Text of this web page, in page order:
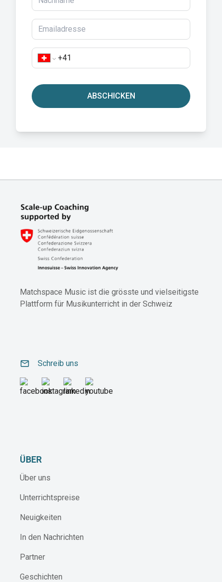
ABSCHICKEN
Matchspace Music ist die grösste und vielseitigste
Plattform für Musikunterricht in der Schweiz
email Schreib uns
ÜBER
Über uns
Unterrichtspreise
Neuigkeiten
In den Nachrichten
Partner
Geschichten